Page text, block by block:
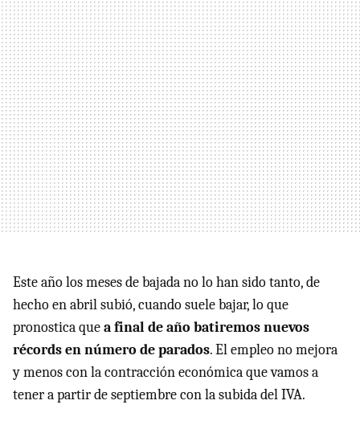
Este año los meses de bajada no lo han sido tanto, de
hecho en abril subió, cuando suele bajar, lo que
pronostica quea final de año batiremos nuevos
récords en número de parados. El empleo no mejora
y menos con la contracción económica que vamos a
tener a partir de septiembre con la subida delIVA.